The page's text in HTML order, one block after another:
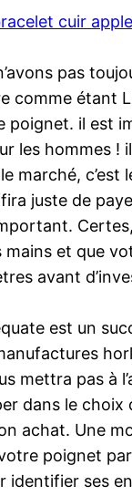
cuir
pas
comme étant
poignet. il est
les hommes
marché,
juste de
et que
avant
est un
mettra pas à
dans le
achat. Une
votre poignet
ses